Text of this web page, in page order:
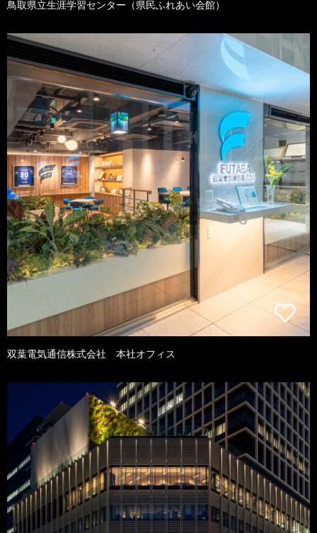
鳥取県立生涯学習センター（県民ふれあい会館）
双葉電気通信株式会社 本社オフィス